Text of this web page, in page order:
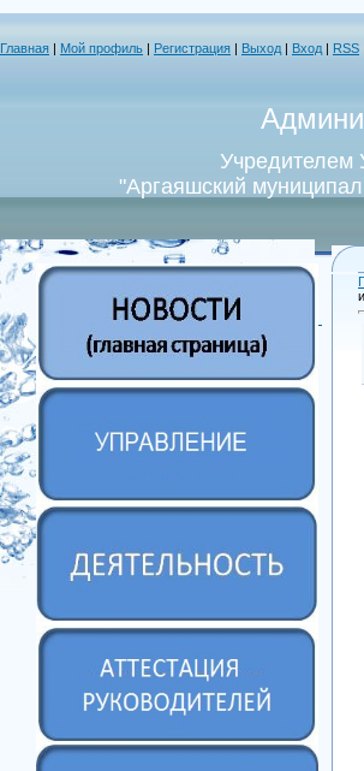
Главная Мой профиль Регистрация Выход Вход RSS
Учредителем
"Аргаяшский